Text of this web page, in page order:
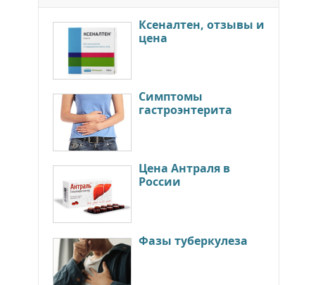
Ксеналтен, отзывы и
цена
Симптомы
гастроэнтерита
Цена Антраля в
России
Фазы туберкулеза